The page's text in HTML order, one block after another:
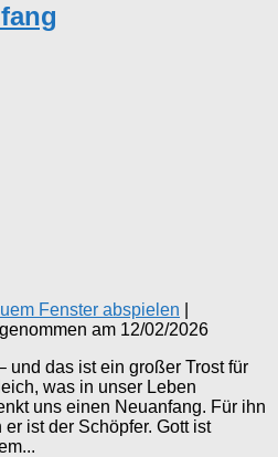
Fenster abspielen
am 12/02/2026
und das ist ein großer Trost für
was in unser Leben
uns einen Neuanfang. Für ihn
ist der Schöpfer. Gott ist